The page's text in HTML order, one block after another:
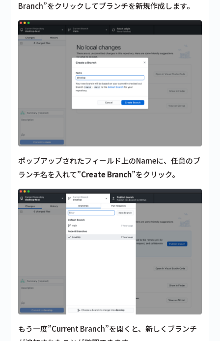
Branch”をクリックしてブランチを新規作成します。
ポップアップされたフィールド上のNameに、任意のブ
ランチ名を入れて”Create Branch”をクリック。
もう一度”Current Branch”を開くと、新しくブランチ